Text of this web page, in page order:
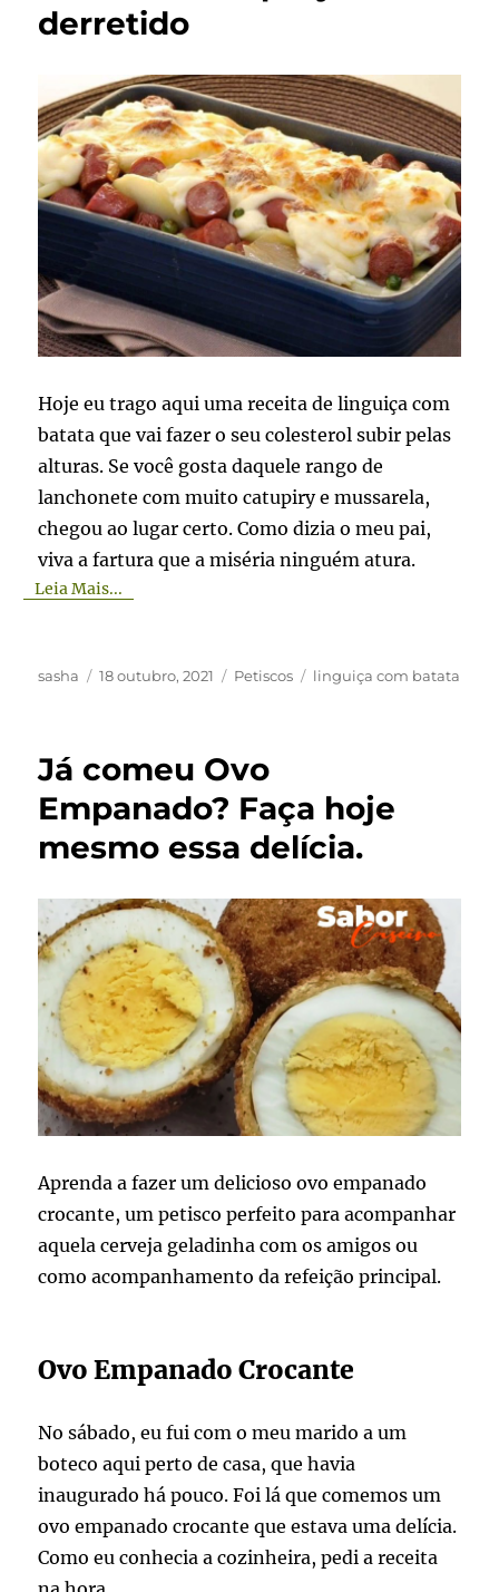
derretido
Hoje eu trago aqui uma receita de linguiça com
batata que vai fazer o seu colesterol subir pelas
alturas. Se você gosta daquele rango de
lanchonete com muito catupiry e mussarela,
chegou ao lugar certo. Como dizia o meu pai,
viva a fartura que a miséria ninguém atura.
Leia Mais...
Autor
sasha
Publicado
18 outubro, 2021 Categorias
Petiscos Tags
linguiça com batata
Já comeu Ovo
Empanado? Faça hoje
mesmo essa delícia.
Aprenda a fazer um delicioso ovo empanado
crocante, um petisco perfeito para acompanhar
aquela cerveja geladinha com os amigos ou
como acompanhamento da refeição principal.
Ovo Empanado Crocante
No sábado, eu fui com o meu marido a um
boteco aqui perto de casa, que havia
inaugurado há pouco. Foi lá que comemos um
ovo empanado crocante que estava uma delícia.
Como eu conhecia a cozinheira, pedi a receita